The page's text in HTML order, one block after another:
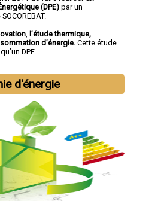
(DPE) par un
l’étude thermique,
d’énergie. Cette étude
DPE.
d'énergie